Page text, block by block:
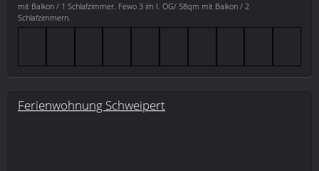
mit Balkon / 1 Schlafzimmer. Fewo 3 im I. OG/ 58qm mit Balkon / 2
Schlafzimmern.
Ferienwohnung Schweipert